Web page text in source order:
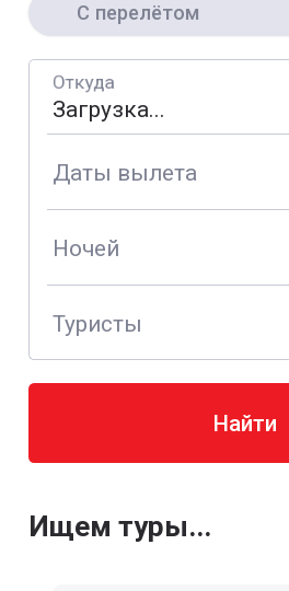
С перелётом
Откуда
Даты вылета
Ночей
Туристы
Найти
Ищем туры...